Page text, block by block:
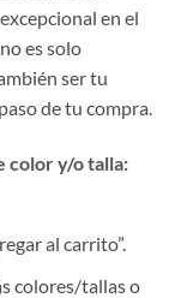
en el
es solo
ser tu
de tu compra.
color y/o talla:
al carrito”.
colores/tallas o